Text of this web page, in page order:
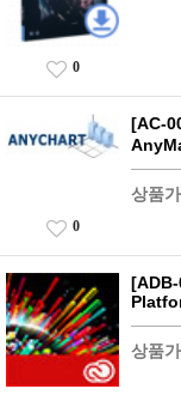
0
[AC-
상품
0
상품